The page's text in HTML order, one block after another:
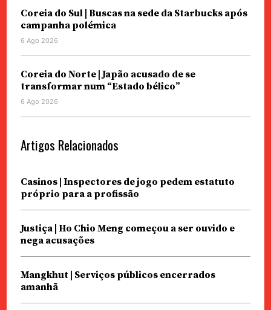
Coreia do Sul | Buscas na sede da Starbucks após
campanha polémica
6 Ago 2026
Coreia do Norte | Japão acusado de se
transformar num “Estado bélico”
6 Ago 2026
Artigos Relacionados
Casinos | Inspectores de jogo pedem estatuto
próprio para a profissão
Justiça | Ho Chio Meng começou a ser ouvido e
nega acusações
Mangkhut | Serviços públicos encerrados
amanhã